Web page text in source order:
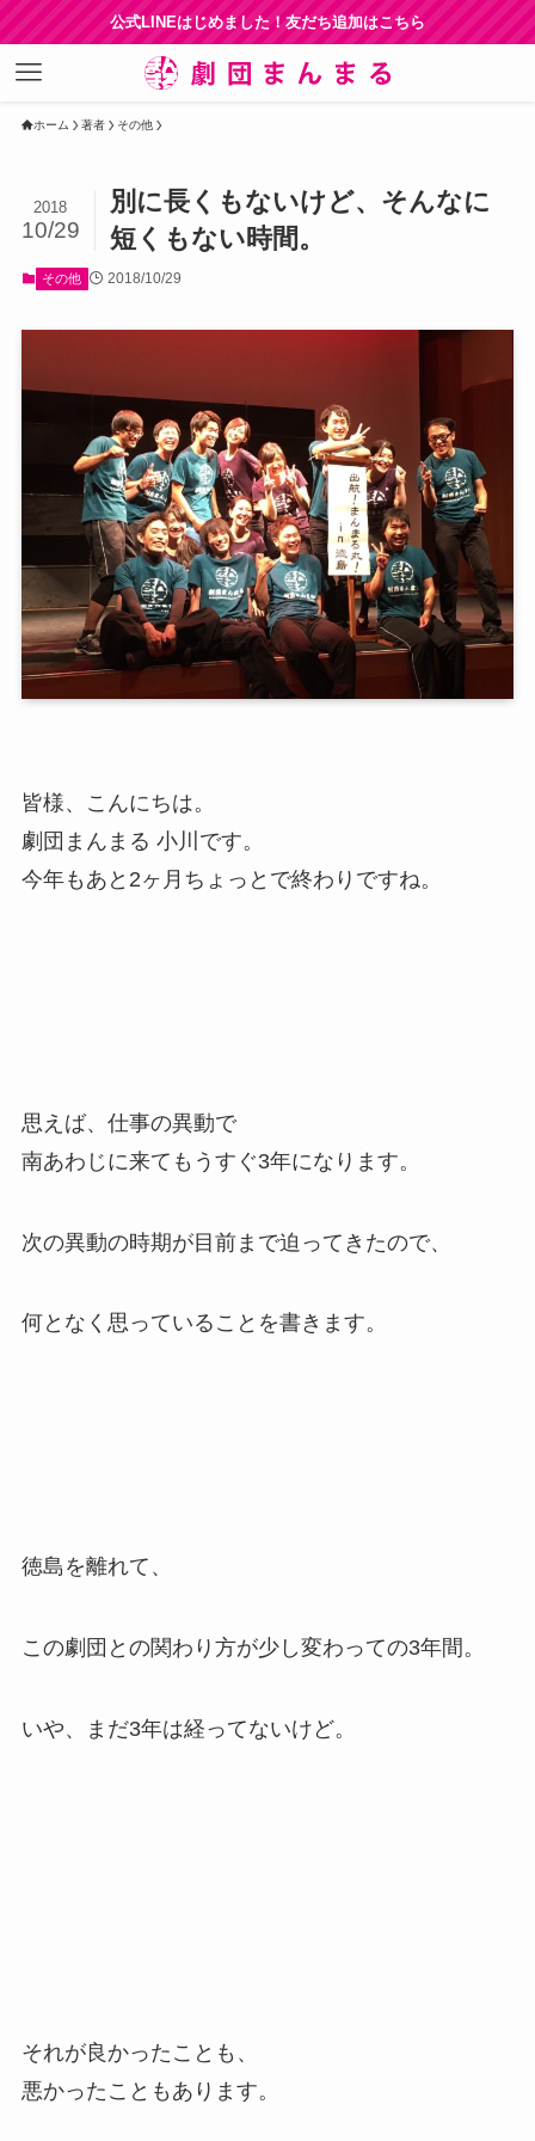
公式LINEはじめました！友だち追加はこちら
ホーム 著者 その他
別に長くもないけど、そんなに
短くもない時間。
2018
10/29
その他 2018/10/29
皆様、こんにちは。
劇団まんまる 小川です。
今年もあと2ヶ月ちょっとで終わりですね。
思えば、仕事の異動で
南あわじに来てもうすぐ3年になります。
次の異動の時期が目前まで迫ってきたので、
何となく思っていることを書きます。
徳島を離れて、
この劇団との関わり方が少し変わっての3年間。
いや、まだ3年は経ってないけど。
それが良かったことも、
悪かったこともあります。